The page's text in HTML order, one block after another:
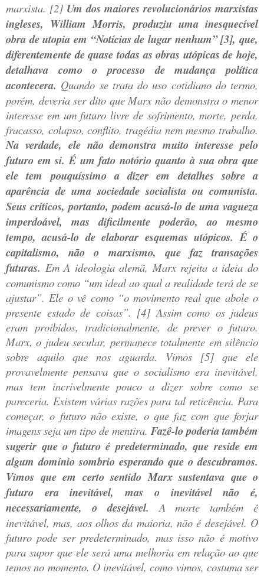
marxista. [2] Um dos maiores revolucionários marxistas
ingleses, William Morris, produziu uma inesquecível
obra de utopia em “Notícias de lugar nenhum” [3], que,
diferentemente de quase todas as obras utópicas de hoje,
detalhava como o processo de mudança política
acontecera. Quando se trata do uso cotidiano do termo,
porém, deveria ser dito que Marx não demonstra o menor
interesse em um futuro livre de sofrimento, morte, perda,
fracasso, colapso, conflito, tragédia nem mesmo trabalho.
Na verdade, ele não demonstra muito interesse pelo
futuro em si. É um fato notório quanto à sua obra que
ele tem pouquíssimo a dizer em detalhes sobre a
aparência de uma sociedade socialista ou comunista.
Seus críticos, portanto, podem acusá-lo de uma vagueza
imperdoável, mas dificilmente poderão, ao mesmo
tempo, acusá-lo de elaborar esquemas utópicos. É o
capitalismo, não o marxismo, que faz transações
futuras. Em A ideologia alemã, Marx rejeita a ideia do
comunismo como “um ideal ao qual a realidade terá de se
ajustar”. Ele o vê como “o movimento real que abole o
presente estado de coisas”. [4] Assim como os judeus
eram proibidos, tradicionalmente, de prever o futuro,
Marx, o judeu secular, permanece totalmente em silêncio
sobre aquilo que nos aguarda. Vimos [5] que ele
provavelmente pensava que o socialismo era inevitável,
mas tem incrivelmente pouco a dizer sobre como se
pareceria. Existem várias razões para tal reticência. Para
começar, o futuro não existe, o que faz com que forjar
imagens seja um tipo de mentira. Fazê-lo poderia também
sugerir que o futuro é predeterminado, que reside em
algum domínio sombrio esperando que o descubramos.
Vimos que em certo sentido Marx sustentava que o
futuro era inevitável, mas o inevitável não é,
necessariamente, o desejável.A morte também é
inevitável, mas, aos olhos da maioria, não é desejável. O
futuro pode ser predeterminado, mas isso não é motivo
para supor que ele será uma melhoria em relação ao que
temos no momento. O inevitável, como vimos, costuma ser